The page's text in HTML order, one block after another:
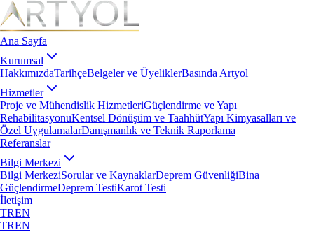
Ana Sayfa
Kurumsal
HakkımızdaTarihçeBelgeler ve ÜyeliklerBasında Artyol
Hizmetler
Proje ve Mühendislik HizmetleriGüçlendirme ve Yapı
RehabilitasyonuKentsel Dönüşüm ve TaahhütYapı Kimyasalları ve
Özel UygulamalarDanışmanlık ve Teknik Raporlama
Referanslar
Bilgi Merkezi
Bilgi MerkeziSorular ve KaynaklarDeprem GüvenliğiBina
GüçlendirmeDeprem TestiKarot Testi
İletişim
TREN
TREN